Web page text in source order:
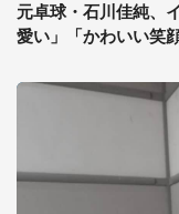
元卓球・石川佳純、
愛い」「かわいい笑